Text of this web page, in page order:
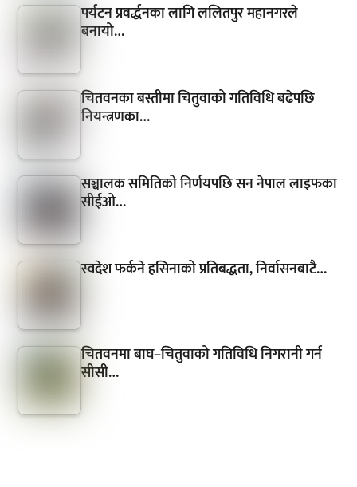
पर्यटन प्रवर्द्धनका लागि ललितपुर महानगरले
बनायो…
चितवनका बस्तीमा चितुवाको गतिविधि बढेपछि
नियन्त्रणका…
सञ्चालक समितिको निर्णयपछि सन नेपाल लाइफका
सीईओ…
स्वदेश फर्कने हसिनाको प्रतिबद्धता, निर्वासनबाटै…
चितवनमा बाघ–चितुवाको गतिविधि निगरानी गर्न
सीसी…